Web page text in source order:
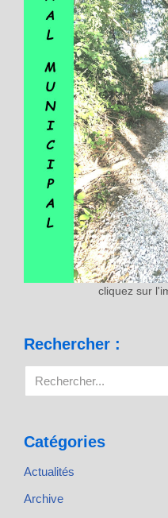
cliquez sur
Rechercher :
Catégories
Actualités
Archive